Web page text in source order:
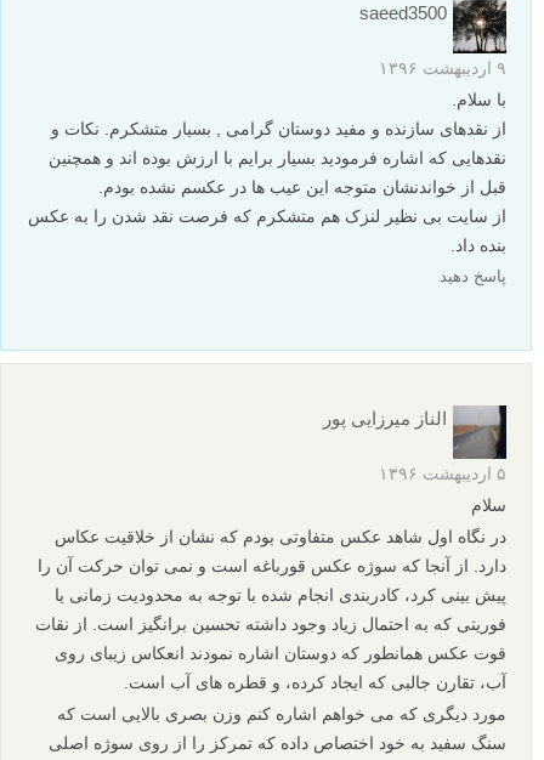
saeed3500
۹ اردیبهشت ۱۳۹۶
با سلام.
از نقدهای سازنده و مفید دوستان گرامی , بسیار متشکرم. نکات و
نقدهایی که اشاره فرمودید بسیار برایم با ارزش بوده اند و همچنین
قبل از خواندنشان متوجه این عیب ها در عکسم نشده بودم.
از سایت بی نظیر لنزک هم متشکرم که فرصت نقد شدن را به عکس
بنده داد.
پاسخ دهید
الناز میرزایی پور
۵ اردیبهشت ۱۳۹۶
سلام
در نگاه اول شاهد عکس متفاوتی بودم که نشان از خلاقیت عکاس
دارد. از آنجا که سوژه عکس قورباغه است و نمی توان حرکت آن را
پیش بینی کرد، کادربندی انجام شده با توجه به محدودیت زمانی یا
فوریتی که به احتمال زیاد وجود داشته تحسین برانگیز است. از نقات
قوت عکس همانطور که دوستان اشاره نمودند انعکاس زیبای روی
آب، تقارن جالبی که ایجاد کرده، و قطره های آب است.
مورد دیگری که می خواهم اشاره کنم وزن بصری بالایی است که
سنگ سفید به خود اختصاص داده که تمرکز را از روی سوژه اصلی